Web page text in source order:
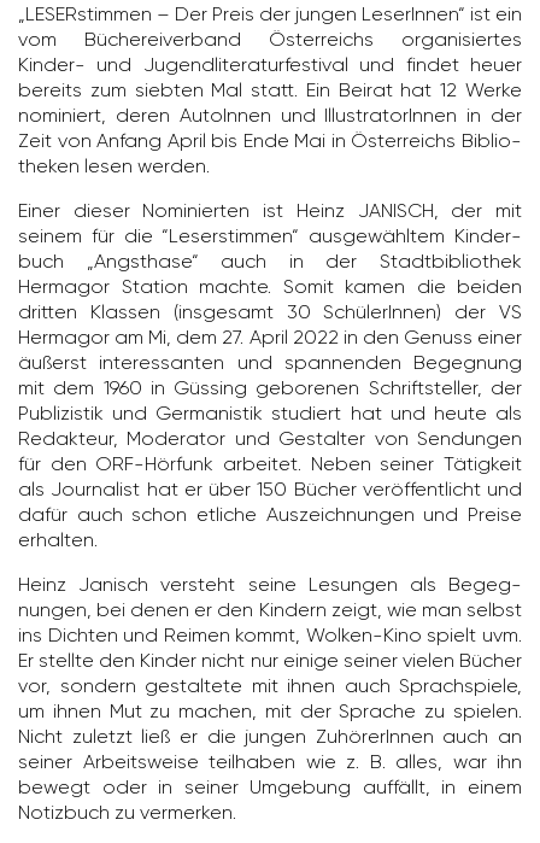
„LESER­stimmen – Der Preis der jungen Lese­rInnen“ ist ein
vom Büche­rei­ver­band Öster­reichs orga­ni­siertes
Kinder- und Jugend­li­te­ra­tur­fes­tival und findet heuer
bereits zum siebten Mal statt. Ein Beirat hat 12 Werke
nomi­niert, deren Auto­Innen und Illus­tra­to­rInnen in der
Zeit von Anfang April bis Ende Mai in Öster­reichs Biblio­
theken lesen werden.
Einer dieser Nomi­nierten ist Heinz JANISCH, der mit
seinem für die “Leser­stimmen“ ausge­wähltem Kinder­
buch „Angst­hase“ auch in der Stadt­bi­blio­thek
Hermagor Station machte. Somit kamen die beiden
dritten Klassen (insge­samt 30 Schü­le­rInnen) der VS
Hermagor am Mi, dem 27. April 2022 in den Genuss einer
äußerst inter­es­santen und span­nenden Begeg­nung
mit dem 1960 in Güssing gebo­renen Schrift­steller, der
Publi­zistik und Germa­nistik studiert hat und heute als
Redak­teur, Moderator und Gestalter von Sendungen
für den ORF-Hörfunk arbeitet. Neben seiner Tätig­keit
als Jour­na­list hat er über 150 Bücher veröf­fent­licht und
dafür auch schon etliche Auszeich­nungen und Preise
erhalten.
Heinz Janisch versteht seine Lesungen als Begeg­
nungen, bei denen er den Kindern zeigt, wie man selbst
ins Dichten und Reimen kommt, Wolken-Kino spielt uvm.
Er stellte den Kinder nicht nur einige seiner vielen Bücher
vor, sondern gestal­tete mit ihnen auch Sprach­spiele,
um ihnen Mut zu machen, mit der Sprache zu spielen.
Nicht zuletzt ließ er die jungen Zuhö­re­rInnen auch an
seiner Arbeits­weise teil­haben wie z. B. alles, war ihn
bewegt oder in seiner Umge­bung auffällt, in einem
Notiz­buch zu vermerken.